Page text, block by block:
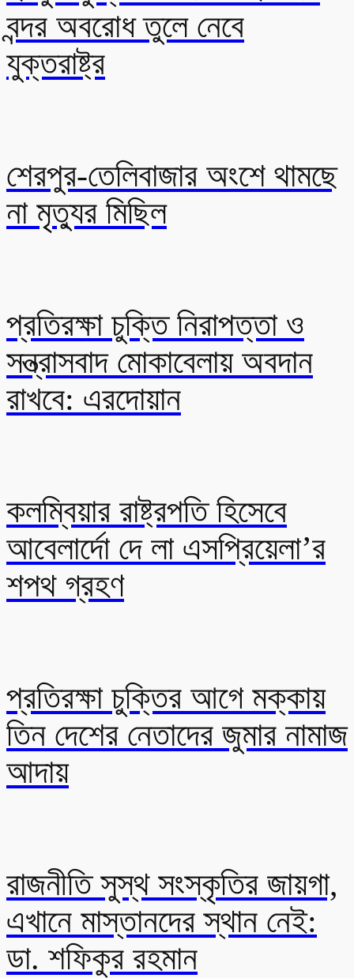
বন্দর অবরোধ তুলে নেবে
যুক্তরাষ্ট্র
শেরপুর-তেলিবাজার অংশে থামছে
না মৃত্যুর মিছিল
প্রতিরক্ষা চুক্তি নিরাপত্তা ও
সন্ত্রাসবাদ মোকাবেলায় অবদান
রাখবে: এরদোয়ান
কলম্বিয়ার রাষ্ট্রপতি হিসেবে
আবেলার্দো দে লা এসপ্রিয়েলা’র
শপথ গ্রহণ
প্রতিরক্ষা চুক্তির আগে মক্কায়
তিন দেশের নেতাদের জুমার নামাজ
আদায়
রাজনীতি সুস্থ সংস্কৃতির জায়গা,
এখানে মাস্তানদের স্থান নেই:
ডা. শফিকুর রহমান